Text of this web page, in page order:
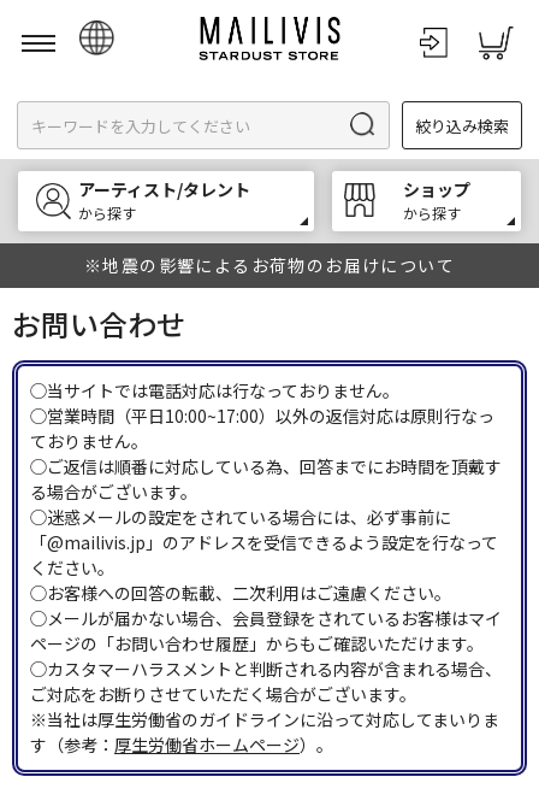
English
한국어
中文
絞り込み検索
アーティスト/タレント
から探す
ショップ
から探す
※地震の影響によるお荷物のお届けについて
お問い合わせ
◯当サイトでは電話対応は行なっておりません。
◯営業時間（平日10:00~17:00）以外の返信対応は原則行なっ
ておりません。
◯ご返信は順番に対応している為、回答までにお時間を頂戴す
る場合がございます。
◯迷惑メールの設定をされている場合には、必ず事前に
「@mailivis.jp」のアドレスを受信できるよう設定を行なって
ください。
◯お客様への回答の転載、二次利用はご遠慮ください。
◯メールが届かない場合、会員登録をされているお客様はマイ
ページの「お問い合わせ履歴」からもご確認いただけます。
◯カスタマーハラスメントと判断される内容が含まれる場合、
ご対応をお断りさせていただく場合がございます。
※当社は厚生労働省のガイドラインに沿って対応してまいりま
す（参考： 厚生労働省ホームページ）。